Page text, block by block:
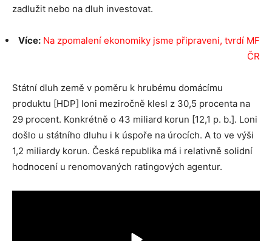
zadlužit nebo na dluh investovat.
Více: Na zpomalení ekonomiky jsme připraveni, tvrdí MF
ČR
Státní dluh země v poměru k hrubému domácímu
produktu [HDP] loni meziročně klesl z 30,5 procenta na
29 procent. Konkrétně o 43 miliard korun [12,1 p. b.]. Loni
došlo u státního dluhu i k úspoře na úrocích. A to ve výši
1,2 miliardy korun. Česká republika má i relativně solidní
hodnocení u renomovaných ratingových agentur.